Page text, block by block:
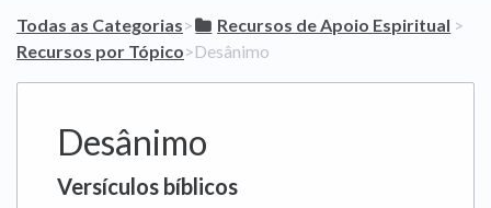
Todas as Categorias​>​ ​Recursos de Apoio Espiritual ​ > ​
Recursos por Tópico​>​ Desânimo
Desânimo
Versículos bíblicos